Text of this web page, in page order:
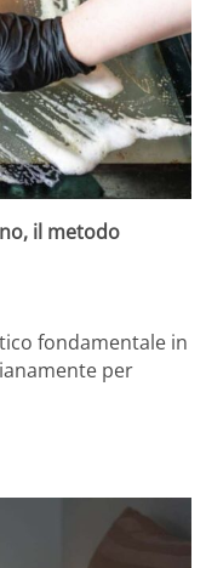
il metodo
fondamentale in
per